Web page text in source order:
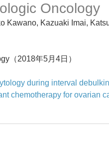
Oncology
Kawano, Kazuaki Imai,
（2018年5月4日）
during interval
chemotherapy for ovarian